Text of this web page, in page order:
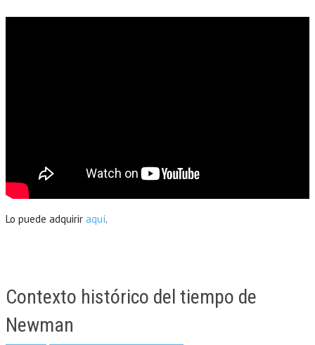
Lo puede adquirir aquí.
Contexto histórico del tiempo de
Newman